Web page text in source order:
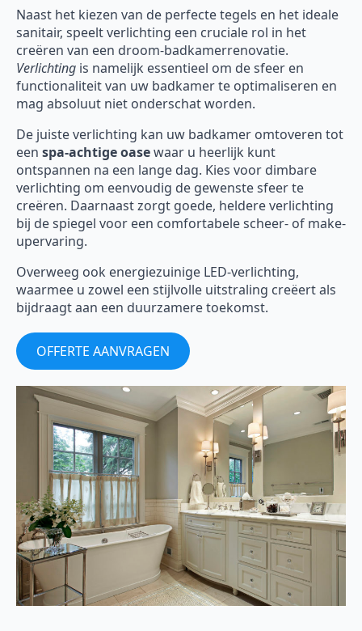
Naast het kiezen van de perfecte tegels en het ideale
sanitair, speelt verlichting een cruciale rol in het
creëren van een droom-badkamerrenovatie.
Verlichting is namelijk essentieel om de sfeer en
functionaliteit van uw badkamer te optimaliseren en
mag absoluut niet onderschat worden.
De juiste verlichting kan uw badkamer omtoveren tot
een spa-achtige oasewaar u heerlijk kunt
ontspannen na een lange dag. Kies voor dimbare
verlichting om eenvoudig de gewenste sfeer te
creëren. Daarnaast zorgt goede, heldere verlichting
bij de spiegel voor een comfortabele scheer- of make-
upervaring.
Overweeg ook energiezuinige LED-verlichting,
waarmee u zowel een stijlvolle uitstraling creëert als
bijdraagt aan een duurzamere toekomst.
OFFERTE AANVRAGEN